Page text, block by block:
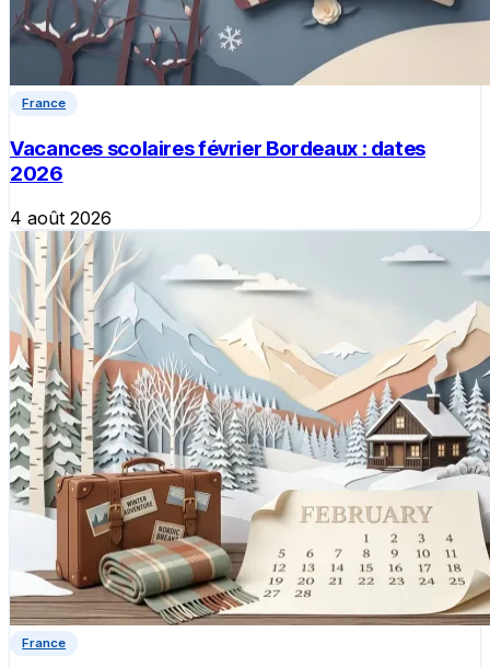
France
Vacances scolaires février Bordeaux : dates
2026
4 août 2026
France